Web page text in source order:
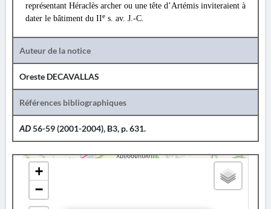
représentant Héraclès archer ou une tête d’Artémis inviteraient à
dater le bâtiment du IIe s. av. J.-C.
Auteur de la notice
Oreste DECAVALLAS
Références bibliographiques
AD56-59 (2001-2004), B3, p. 631.
+
−